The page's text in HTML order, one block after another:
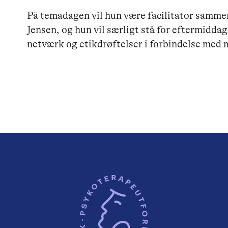
På temadagen vil hun være facilitator
Jensen, og hun vil særligt stå for
netværk og etikdrøftelser i forbindelse med